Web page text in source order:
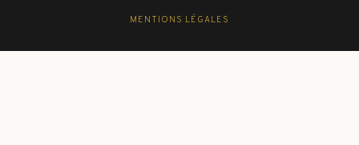
MENTIONS LÉGALES